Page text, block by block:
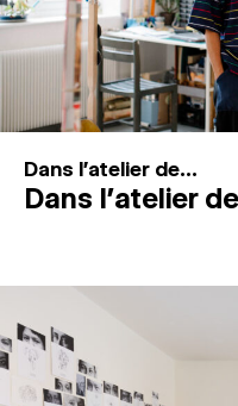
Recherche
Connexion
Dans l'atelier de...
Dans l’atelier